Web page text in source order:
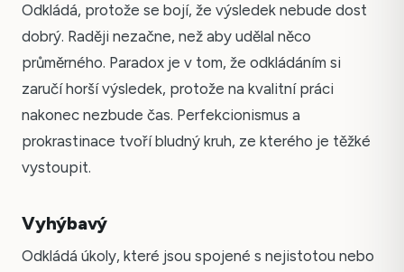
Odkládá, protože se bojí, že výsledek nebude dost
dobrý. Raději nezačne, než aby udělal něco
průměrného. Paradox je v tom, že odkládáním si
zaručí horší výsledek, protože na kvalitní práci
nakonec nezbude čas. Perfekcionismus a
prokrastinace tvoří bludný kruh, ze kterého je těžké
vystoupit.
Vyhýbavý
Odkládá úkoly, které jsou spojené s nejistotou nebo